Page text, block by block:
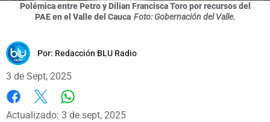
Polémica entre Petro y Dilian Francisca Toro por recursos del
PAE en el Valle del Cauca Foto: Gobernación del Valle.
Por: Redacción BLU Radio
3 de Sept, 2025
Facebook
X
Actualizado: 3 de sept, 2025